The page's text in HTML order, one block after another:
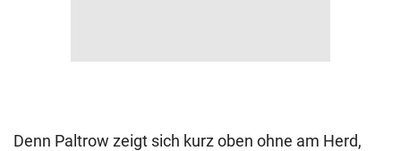
Denn Paltrow zeigt sich kurz oben ohne am Herd,